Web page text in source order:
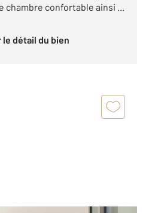
chambre confortable ainsi ...
le détail du bien